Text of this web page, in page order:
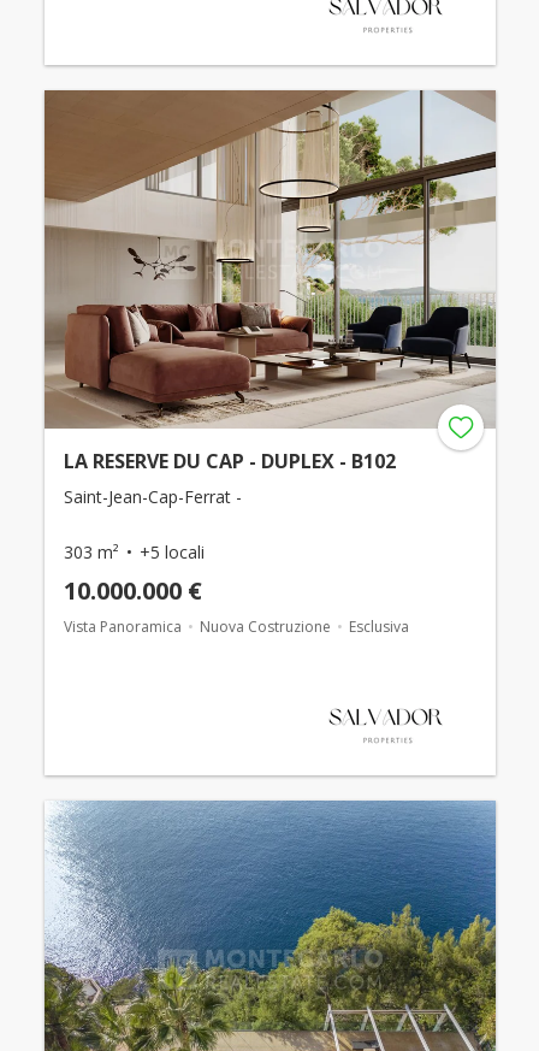
LA RESERVE DU CAP - DUPLEX - B102
Saint-Jean-Cap-Ferrat -
303 m² +5 locali
10.000.000 €
Vista Panoramica Nuova Costruzione Esclusiva